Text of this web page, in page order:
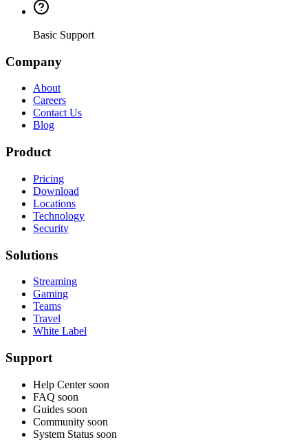
Basic Support
Company
About
Careers
Contact Us
Blog
Product
Pricing
Download
Locations
Technology
Security
Solutions
Streaming
Gaming
Teams
Travel
White Label
Support
Help Center soon
FAQ soon
Guides soon
Community soon
System Status soon